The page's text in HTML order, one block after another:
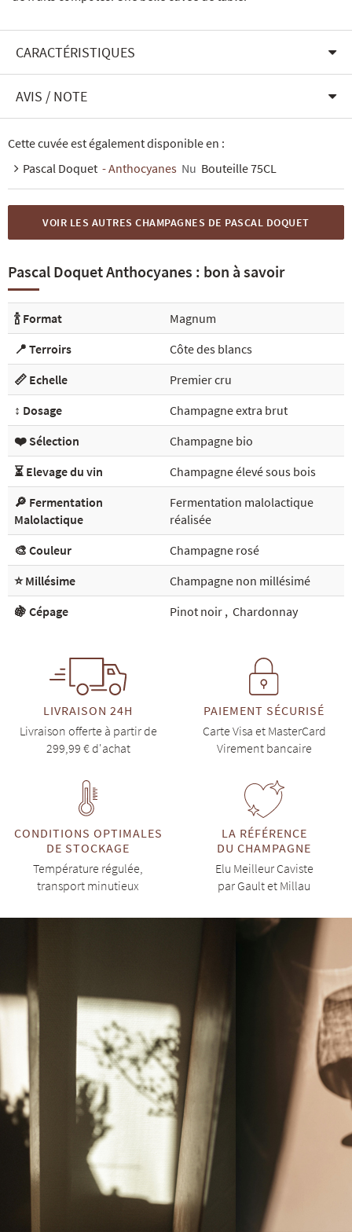
CARACTÉRISTIQUES
AVIS / NOTE
Cette cuvée est également disponible en :
Pascal Doquet - Anthocyanes Nu Bouteille 75CL
VOIR LES AUTRES CHAMPAGNES DE PASCAL DOQUET
Pascal Doquet Anthocyanes : bon à savoir
🍾 Format
Magnum
📍 Terroirs
Côte des blancs
📏 Echelle
Premier cru
↕️ Dosage
Champagne extra brut
❤️ Sélection
Champagne bio
⏳ Elevage du vin
Champagne élevé sous bois
🔎 Fermentation
Malolactique
Fermentation malolactique
réalisée
🎨 Couleur
Champagne rosé
⭐ Millésime
Champagne non millésimé
🍇 Cépage
Pinot noir , Chardonnay
LIVRAISON 24H
Livraison offerte à partir de
299,99 € d'achat
PAIEMENT SÉCURISÉ
Carte Visa et MasterCard
Virement bancaire
CONDITIONS OPTIMALES
DE STOCKAGE
Température régulée,
transport minutieux
LA RÉFÉRENCE
DU CHAMPAGNE
Elu Meilleur Caviste
par Gault et Millau